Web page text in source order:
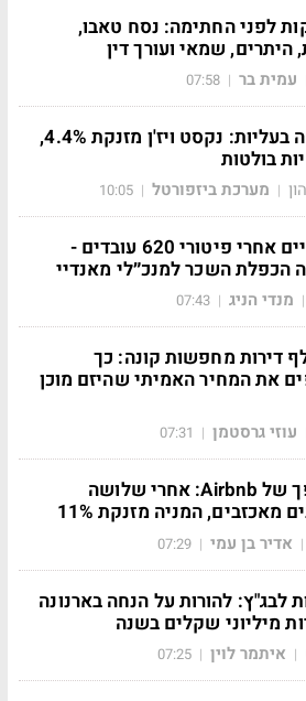
לפני החתימה: נסח טאבו,
היתרים, שמאי ועורך דין
עמית בר |
07:58
פתיחה בעליות: נקסט ויז'ן מזנקת 4.4%,
בולטות
| מערכת ביזפורטל |
10:05
שבועיים אחרי פיטורי 620 עובדים -
הכפלת השכר למנכ״לי מאנדיי
| מנדי הניג |
07:43
אלף דירות מחפשות קונה: כך
את המחיר האמיתי שהיזם מוכן
עוזי גרסטמן |
07:31
המהפך של Airbnb: אחרי שלושה
מאכזבים, המניה מזנקת 11%
| אדיר בן עמי |
07:29
לבג"ץ: להורות על הנחה בארנונה
מיליוני שקלים בשנה
| איתמר לוין |
07:25